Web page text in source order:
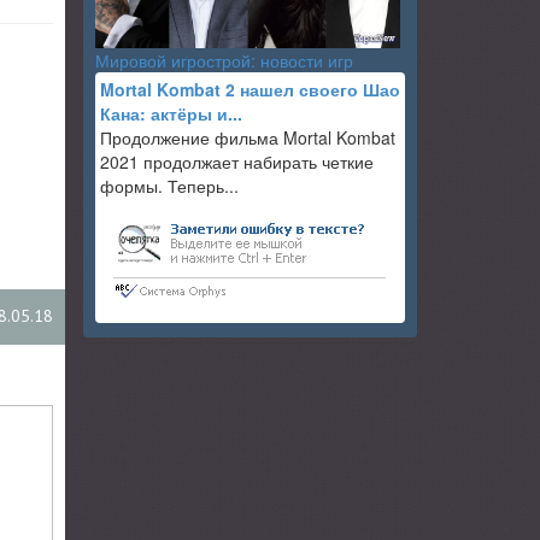
Мировой игрострой: новости игр
Mortal Kombat 2 нашел своего Шао
Кана: актёры и...
Продолжение фильма Mortal Kombat
2021 продолжает набирать четкие
формы. Теперь...